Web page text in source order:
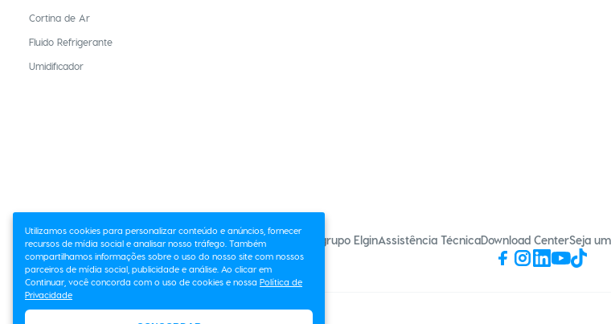
Utilizamos cookies para personalizar conteúdo e anúncios, fornecer
recursos de mídia social e analisar nosso tráfego. Também
compartilhamos informações sobre o uso do nosso site com nossos
parceiros de mídia social, publicidade e análise. Ao clicar em
Continuar, você concorda com o uso de cookies e nossa Política de
Privacidade
Cortina de Ar
Fluido Refrigerante
Umidificador
O grupo ElginAssistência TécnicaDownload CenterSeja